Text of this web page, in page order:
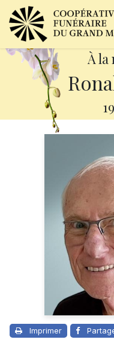
À la
Imprimer